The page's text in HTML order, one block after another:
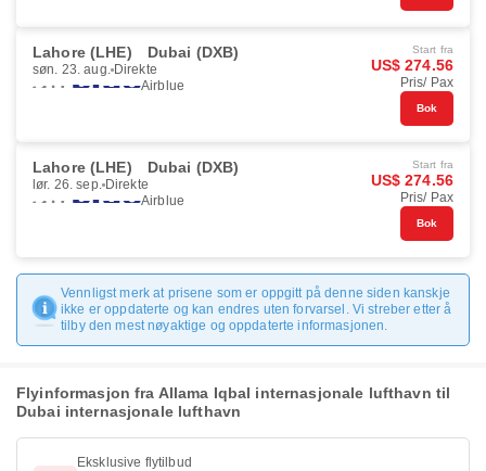
Lahore (LHE) Dubai (DXB)
søn. 23. aug. Direkte
Airblue
Start fra
US$ 274.56
Pris/ Pax
Bok
Lahore (LHE) Dubai (DXB)
lør. 26. sep. Direkte
Airblue
Start fra
US$ 274.56
Pris/ Pax
Bok
Vennligst merk at prisene som er oppgitt på denne siden kanskje
ikke er oppdaterte og kan endres uten forvarsel. Vi streber etter å
tilby den mest nøyaktige og oppdaterte informasjonen.
Flyinformasjon fra Allama Iqbal internasjonale lufthavn til
Dubai internasjonale lufthavn
Eksklusive flytilbud